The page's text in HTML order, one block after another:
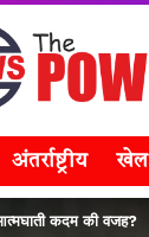
अंतर्राष्ट्रीय खेल
कदम की वजह?